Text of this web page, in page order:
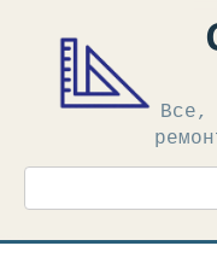
контенту
Все,
Поиск: